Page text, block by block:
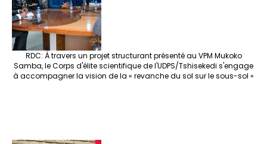
RDC: À travers un projet structurant présenté au VPM Mukoko
Samba, le Corps d'élite scientifique de l'UDPS/Tshisekedi s'engage
à accompagner la vision de la « revanche du sol sur le sous-sol »